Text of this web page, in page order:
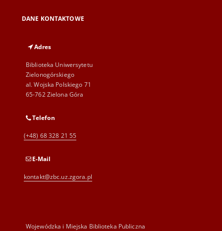
DANE KONTAKTOWE
Adres
Biblioteka Uniwersytetu
Zielonogórskiego
al. Wojska Polskiego 71
65-762 Zielona Góra
Telefon
(+48) 68 328 21 55
E-Mail
kontakt@zbc.uz.zgora.pl
Wojewódzka i Miejska Biblioteka Publiczna